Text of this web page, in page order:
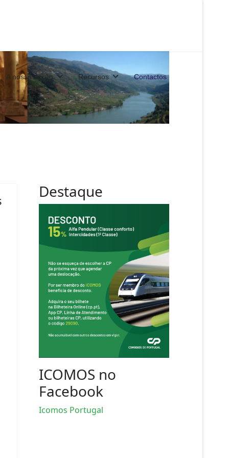
A nossa acção Recursos Contactos
Destaque
ICOMOS no
Facebook
Icomos Portugal